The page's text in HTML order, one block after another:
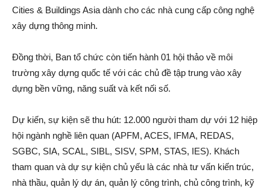
Cities & Buildings Asia dành cho các nhà cung cấp công nghệ
xây dựng thông minh.
Đồng thời, Ban tổ chức còn tiến hành 01 hội thảo về môi
trường xây dựng quốc tế với các chủ đề tập trung vào xây
dựng bền vững, năng suất và kết nối số.
Dự kiến, sự kiện sẽ thu hút: 12.000 người tham dự với 12 hiệp
hội ngành nghề liên quan (APFM, ACES, IFMA, REDAS,
SGBC, SIA, SCAL, SIBL, SISV, SPM, STAS, IES). Khách
tham quan và dự sự kiện chủ yếu là các nhà tư vấn kiến trúc,
nhà thầu, quản lý dự án, quản lý công trình, chủ công trình, kỹ